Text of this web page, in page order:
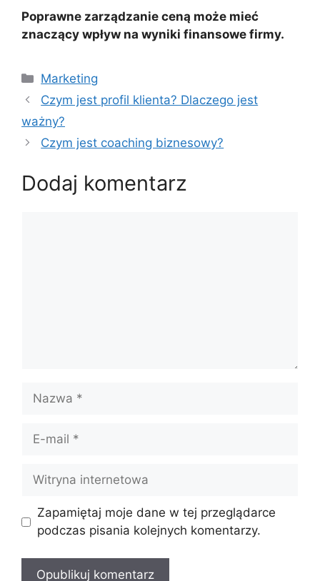
Poprawne zarządzanie ceną może mieć
znaczący wpływ na wyniki finansowe firmy.
Kategorie
Marketing
Czym jest profil klienta? Dlaczego jest
ważny?
Czym jest coaching biznesowy?
Dodaj komentarz
Nazwa
Witryna
internetowa
Zapamiętaj moje dane w tej przeglądarce
podczas pisania kolejnych komentarzy.